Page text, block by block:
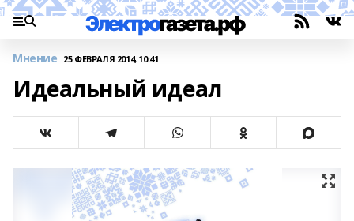
Мнение 25 ФЕВРАЛЯ 2014, 10:41
Идеальный идеал